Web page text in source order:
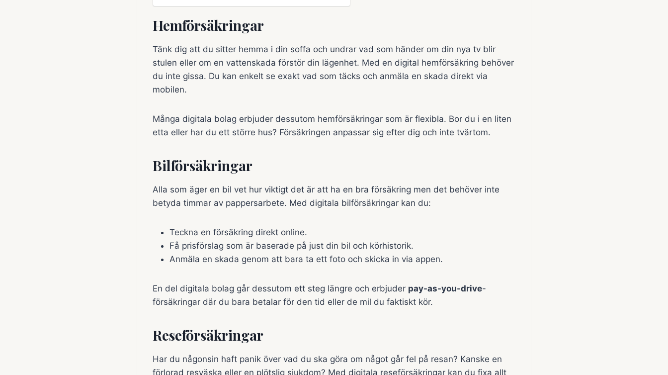
Hemförsäkringar
Tänk dig att du sitter hemma i din soffa och undrar vad som händer om din nya tv blir
stulen eller om en vattenskada förstör din lägenhet. Med en digital hemförsäkring behöver
du inte gissa. Du kan enkelt se exakt vad som täcks och anmäla en skada direkt via
mobilen.
Många digitala bolag erbjuder dessutom hemförsäkringar som är flexibla. Bor du i en liten
etta eller har du ett större hus? Försäkringen anpassar sig efter dig och inte tvärtom.
Bilförsäkringar
Alla som äger en bil vet hur viktigt det är att ha en bra försäkring men det behöver inte
betyda timmar av pappersarbete. Med digitala bilförsäkringar kan du:
Teckna en försäkring direkt online.
Få prisförslag som är baserade på just din bil och körhistorik.
Anmäla en skada genom att bara ta ett foto och skicka in via appen.
En del digitala bolag går dessutom ett steg längre och erbjuder pay-as-you-drive-
försäkringar där du bara betalar för den tid eller de mil du faktiskt kör.
Reseförsäkringar
Har du någonsin haft panik över vad du ska göra om något går fel på resan? Kanske en
förlorad resväska eller en plötslig sjukdom? Med digitala reseförsäkringar kan du fixa allt